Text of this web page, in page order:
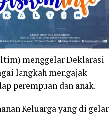
menggelar Deklarasi
langkah mengajak
perempuan dan anak.
Keluarga yang di gelar